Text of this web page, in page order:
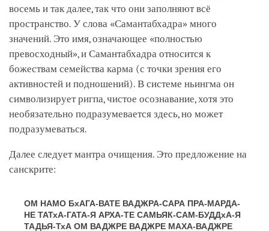
восемь и так далее, так что они заполняют всё
пространство. У слова «Самантабхадра» много
значений. Это имя, означающее «полностью
превосходный», и Самантабхадра относится к
божествам семейства карма (с точки зрения его
активностей и подношений). В системе ньингма он
символизирует ригпа, чистое осознавание, хотя это
необязательно подразумевается здесь, но может
подразумеваться.
Далее следует мантра очищения. Это предложение на
санскрите:
ОМ НАМО БхАГА-ВАТЕ ВАДЖРА-САРА ПРА-МАРДА-
НЕ ТАТхА-ГАТА-Я АРХА-ТЕ САМЬЯК-САМ-БУДДхА-Я
ТАДЬЯ-ТхА ОМ ВАДЖРЕ ВАДЖРЕ МАХА-ВАДЖРЕ